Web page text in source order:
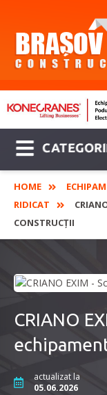
HOME
RIDICAT
CONSTRUCȚII
CRIANO
actualizat la
05.06.2026